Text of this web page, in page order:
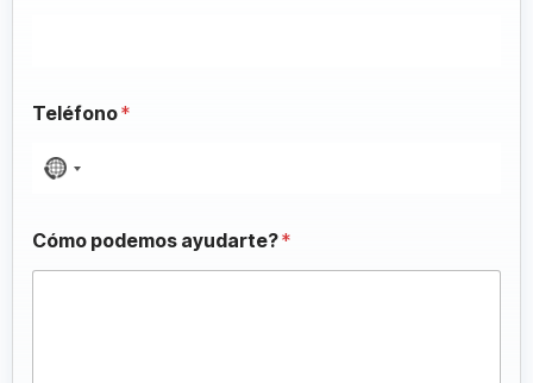
Teléfono*
N
o
Cómo podemos ayudarte?*